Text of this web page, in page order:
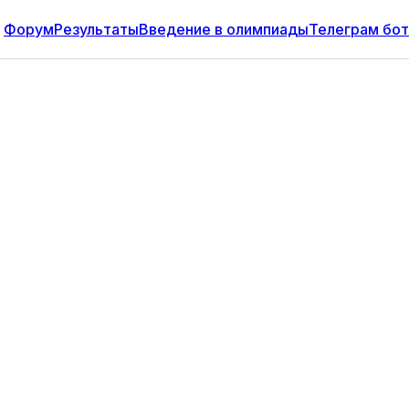
ФорумРезультатыВведение в олимпиадыТелеграм бот